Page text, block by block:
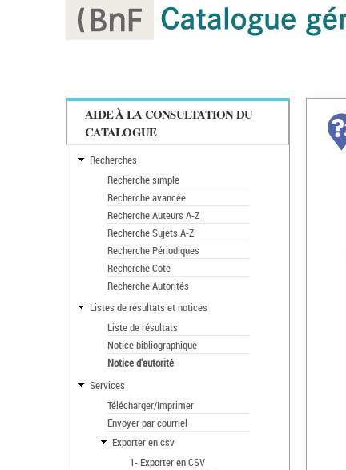
AIDE À LA CONSULTATION DU
CATALOGUE
Recherches
Recherche simple
Recherche avancée
Recherche Auteurs A-Z
Recherche Sujets A-Z
Recherche Périodiques
Recherche Cote
Recherche Autorités
Listes de résultats et notices
Liste de résultats
Notice bibliographique
Notice d'autorité
Services
Télécharger/Imprimer
Envoyer par courriel
Exporter en csv
1- Exporter en CSV